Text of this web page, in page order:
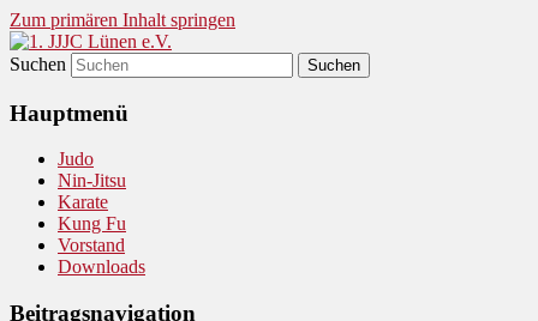
Zum primären Inhalt springen
1. JJJC Lünen e.V.
Judo und Ninjitsu
Suchen
Hauptmenü
Judo
Nin-Jitsu
Karate
Kung Fu
Vorstand
Downloads
Beitragsnavigation